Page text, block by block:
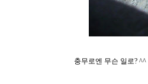
충무로엔 무슨 일로? ^^